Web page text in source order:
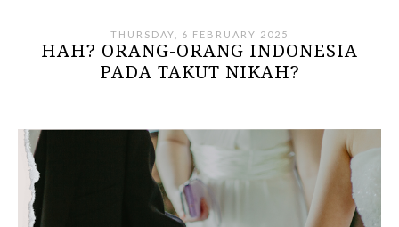
THURSDAY, 6 FEBRUARY 2025
HAH? ORANG-ORANG INDONESIA
PADA TAKUT NIKAH?